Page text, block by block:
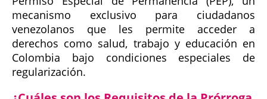
mecanismo exclusivo para ciudadanos
venezolanos que les permite acceder a
derechos como salud, trabajo y educación en
Colombia bajo condiciones especiales de
regularización.